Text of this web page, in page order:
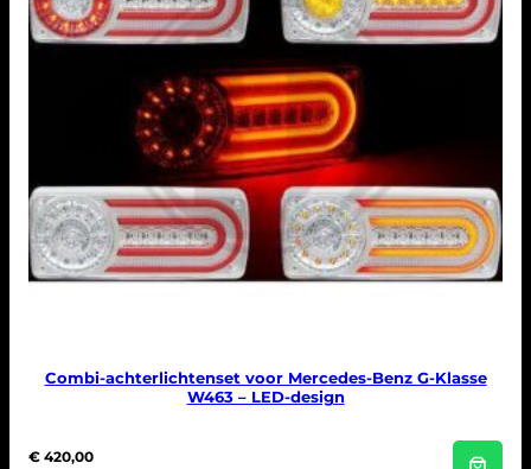
Combi-achterlichtenset voor Mercedes-Benz G-Klasse
W463 – LED-design
€ 420,00